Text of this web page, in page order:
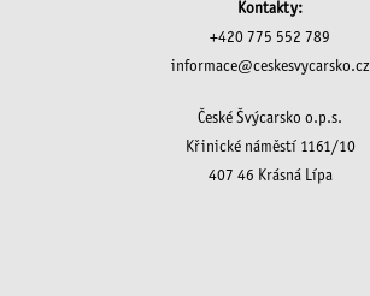
Kontakty:
+420 775 552 789
informace@ceskesvycarsko.cz
České Švýcarsko o.p.s.
Křinické náměstí 1161/10
407 46 Krásná Lípa